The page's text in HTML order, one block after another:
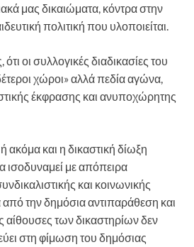
μας δικαιώματα, κόντρα στην
πολιτική που υλοποιείται.
οι συλλογικές διαδικασίες του
χώροι» αλλά πεδία αγώνα,
έκφρασης και ανυποχώρητης
ακόμα και η δικαστική δίωξη
με απόπειρα
και κοινωνικής
την δημόσια αντιπαράθεση και
αίθουσες των δικαστηρίων δεν
στη φίμωση του δημόσιας